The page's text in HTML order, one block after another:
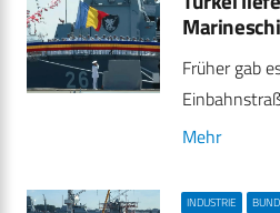
Früher gab
Mehr
INDUSTRIE